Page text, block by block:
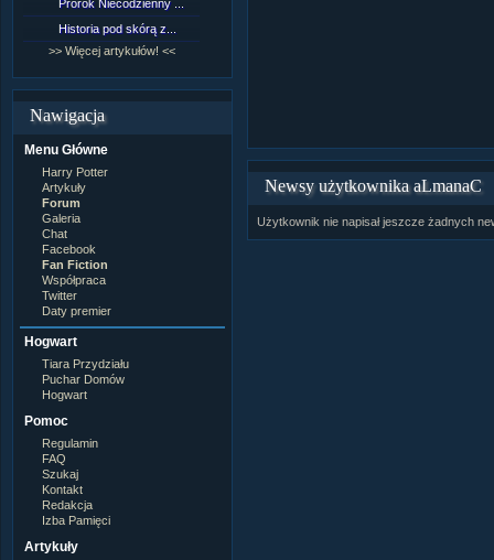
Prorok Niecodzienny ...
Historia pod skórą z...
>> Więcej artykułów! <<
Nawigacja
Menu Główne
Harry Potter
Artykuły
Forum
Galeria
Chat
Facebook
Fan Fiction
Współpraca
Twitter
Daty premier
Hogwart
Tiara Przydziału
Puchar Domów
Hogwart
Pomoc
Regulamin
FAQ
Szukaj
Kontakt
Redakcja
Izba Pamięci
Artykuły
Newsy użytkownika aLmanaC
Użytkownik nie napisał jeszcze żadnych